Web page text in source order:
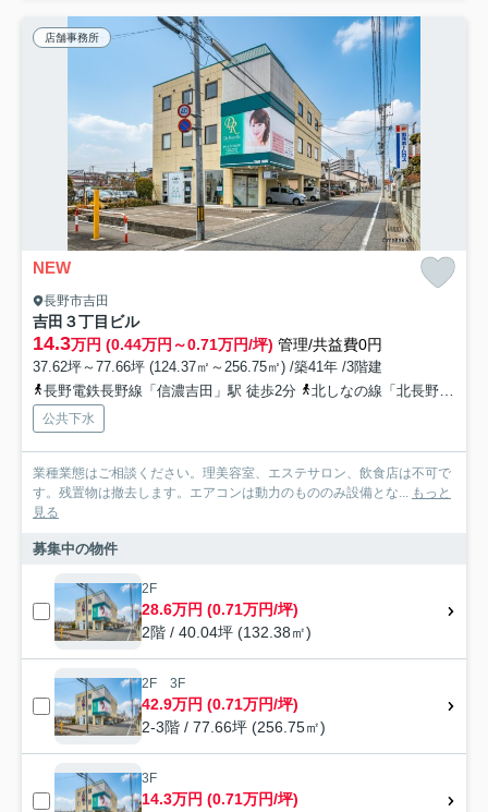
店舗事務所
NEW
長野市吉田
吉田３丁目ビル
14.3万円 (0.44万円～0.71万円/坪) 管理/共益費0円
37.62坪～77.66坪 (124.37㎡～256.75㎡) /築41年 /3階建
長野電鉄長野線「信濃吉田」駅 徒歩2分
北しなの線「北長野」駅 徒歩2分
公共下水
業種業態はご相談ください。理美容室、エステサロン、飲食店は不可で
す。残置物は撤去します。エアコンは動力のもののみ設備とな... もっと
見る
募集中の物件
2F
28.6万円 (0.71万円/坪)
2階 / 40.04坪 (132.38㎡)
2F 3F
42.9万円 (0.71万円/坪)
2-3階 / 77.66坪 (256.75㎡)
3F
14.3万円 (0.71万円/坪)